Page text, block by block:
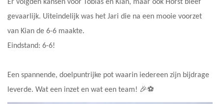
Er volgden kansen voor Tobias en Kian, maar ook Horst bleef
gevaarlijk. Uiteindelijk was het Jari die na een mooie voorzet
van Kian de 6-6 maakte.
Eindstand: 6-6!
Een spannende, doelpuntrijke pot waarin iedereen zijn bijdrage
leverde. Wat een inzet en wat een team! 🎉⚽